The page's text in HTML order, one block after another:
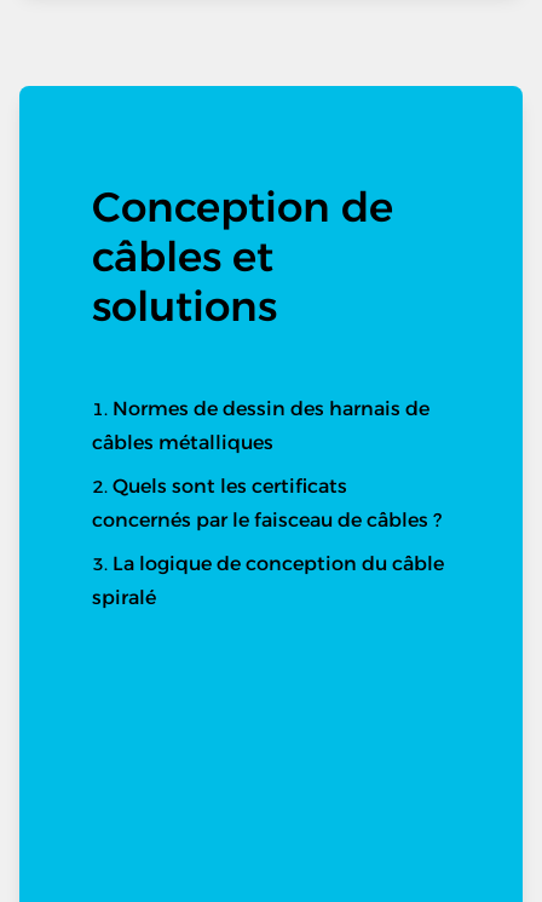
Conception de
câbles et
solutions
Normes de dessin des harnais de
câbles métalliques
Quels sont les certificats
concernés par le faisceau de câbles ?
La logique de conception du câble
spiralé